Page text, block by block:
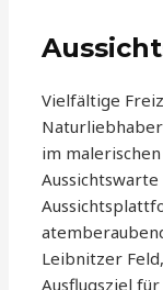
Vielfältige
im
Leibnitzer
Ausflugsziel